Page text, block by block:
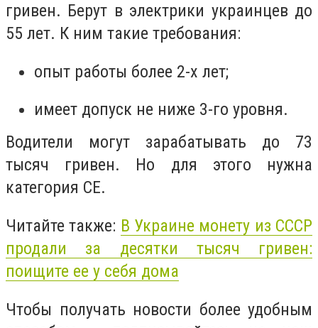
гривен. Берут в электрики украинцев до
55 лет. К ним такие требования:
опыт работы более 2-х лет;
имеет допуск не ниже 3-го уровня.
Водители могут зарабатывать до 73
тысяч гривен. Но для этого нужна
категория СЕ.
Читайте также: В Украине монету из СССР
продали за десятки тысяч гривен:
поищите ее у себя дома
Чтобы получать новости более удобным